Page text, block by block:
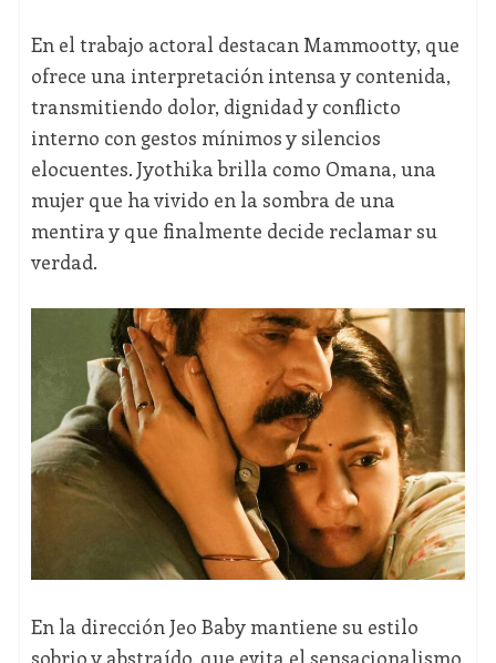
En el trabajo actoral destacan Mammootty, que
ofrece una interpretación intensa y contenida,
transmitiendo dolor, dignidad y conflicto
interno con gestos mínimos y silencios
elocuentes. Jyothika brilla como Omana, una
mujer que ha vivido en la sombra de una
mentira y que finalmente decide reclamar su
verdad.
En la dirección Jeo Baby mantiene su estilo